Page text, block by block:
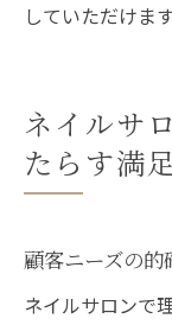
していただけま
ネイルサ
たらす満
顧客ニーズの的
ネイルサロンで